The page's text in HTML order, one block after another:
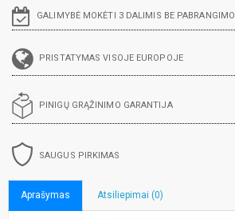
GALIMYBĖ MOKĖTI 3 DALIMIS BE PABRANGIMO
PRISTATYMAS VISOJE EUROPOJE
PINIGŲ GRĄŽINIMO GARANTIJA
SAUGUS PIRKIMAS
Aprašymas Atsiliepimai (0)